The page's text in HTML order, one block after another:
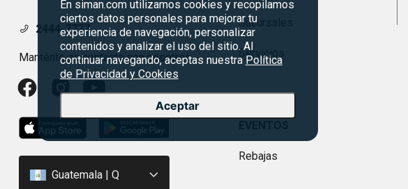
En siman.com utilizamos cookies y recopilamos
ciertos datos personales para mejorar tu
experiencia de navegación, personalizar
contenidos y analizar el uso del sitio. Al
continuar navegando, aceptas nuestra Política
de Privacidad y Cookies
Aceptar
2444-7777
Manténte en contacto con nosotros
Guatemala | Q
Sucursales
Servicios
Rebajas